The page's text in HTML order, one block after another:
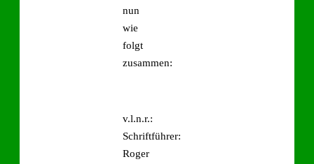
nun
wie
folgt
zusammen:
v.l.n.r.:
Schriftführer:
Roger